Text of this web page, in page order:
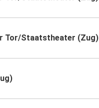
Tor/Staatstheater (Zug)